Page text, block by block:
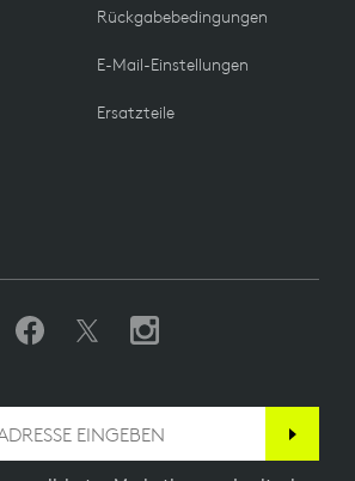
Rückgabebedingungen
E-Mail-Einstellungen
Ersatzteile